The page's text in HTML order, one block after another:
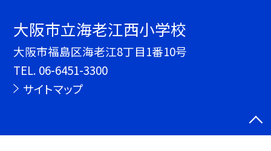
大阪市立海老江西小学校
大阪市福島区海老江8丁目1番10号
TEL. 06-6451-3300
サイトマップ